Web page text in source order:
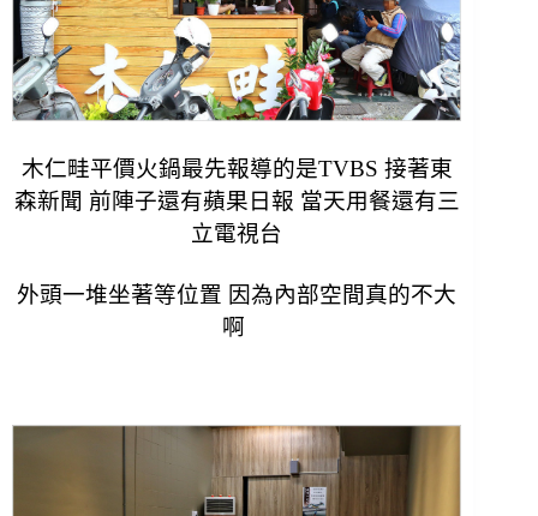
木仁畦平價火鍋最先報導的是TVBS 接著東
森新聞 前陣子還有蘋果日報 當天用餐還有三
立電視台
外頭一堆坐著等位置 因為內部空間真的不大
啊